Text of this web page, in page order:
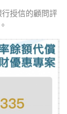
授信的顧問評